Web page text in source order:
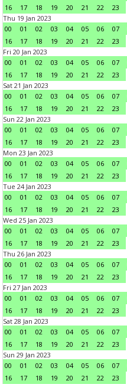
16
17 18 19 20 21 22
23
Thu 19 Jan 2023
00
01 02 03 04 05 06 07
16
17 18 19 20 21 22
23
Fri 20 Jan 2023
00
01 02 03 04 05 06 07
16
17 18 19 20 21 22
23
Sat 21 Jan 2023
00
01 02 03 04 05 06 07
16
17 18 19 20 21 22
23
Sun 22 Jan 2023
00
01 02 03 04 05 06 07
16
17 18 19 20 21 22
23
Mon 23 Jan 2023
00
01 02 03 04 05 06 07
16
17 18 19 20 21 22
23
Tue 24 Jan 2023
00
01 02 03 04 05 06 07
16
17 18 19 20 21 22
23
Wed 25 Jan 2023
00
01 02 03 04 05 06 07
16
17 18 19 20 21 22
23
Thu 26 Jan 2023
00
01 02 03 04 05 06 07
16
17 18 19 20 21 22
23
Fri 27 Jan 2023
00
01 02 03 04 05 06 07
16
17 18 19 20 21 22
23
Sat 28 Jan 2023
00
01 02 03 04 05 06 07
16
17 18 19 20 21 22
23
Sun 29 Jan 2023
00
01 02 03 04 05 06 07
16
17 18 19 20 21 22
23